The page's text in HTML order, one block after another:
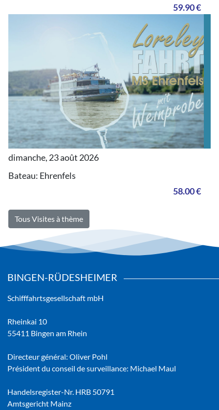
59.90 €
dimanche, 23 août 2026
Bateau: Ehrenfels
58.00 €
Tous Visites à thème
BINGEN-RÜDESHEIMER
Schifffahrtsgesellschaft mbH
Rheinkai 10
55411 Bingen am Rhein
Directeur général: Oliver Pohl
Président du conseil de surveillance: Michael Maul
Handelsregister-Nr. HRB 50791
Amtsgericht Mainz